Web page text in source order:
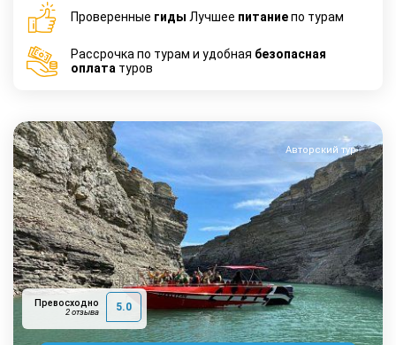
Проверенные гиды Лучшее питаниепо турам
Рассрочка по турам и удобная безопасная
оплата туров
Превосходно
2 отзыва 5.0
Авторский тур